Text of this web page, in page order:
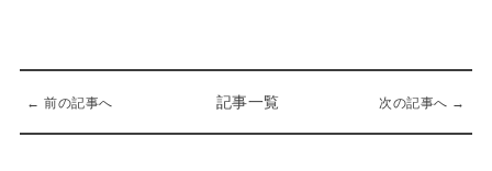
← 前の記事へ 記事一覧 次の記事へ →